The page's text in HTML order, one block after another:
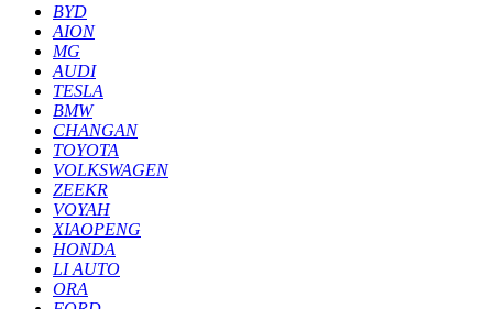
BYD
AION
MG
AUDI
TESLA
BMW
CHANGAN
TOYOTA
VOLKSWAGEN
ZEEKR
VOYAH
XIAOPENG
HONDA
LI AUTO
ORA